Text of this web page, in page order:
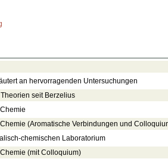
an hervorragenden Untersuchungen
seit Berzelius
(Aromatische Verbindungen und
chemischen Laboratorium
(mit Colloquium)